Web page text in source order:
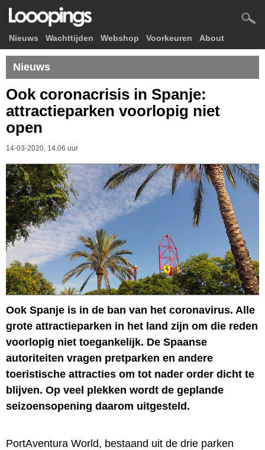
Nieuws Wachttijden Webshop Voorkeuren About
Nieuws
Ook coronacrisis in Spanje:
attractieparken voorlopig niet
open
14-03-2020, 14.06 uur
Ook Spanje is in de ban van het coronavirus. Alle
grote attractieparken in het land zijn om die reden
voorlopig niet toegankelijk. De Spaanse
autoriteiten vragen pretparken en andere
toeristische attracties om tot nader order dicht te
blijven. Op veel plekken wordt de geplande
seizoensopening daarom uitgesteld.
PortAventura World, bestaand uit de drie parken